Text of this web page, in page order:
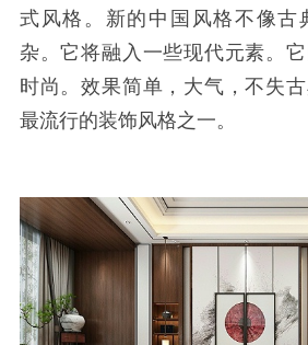
式风格。新的中国风格不像古
杂。它将融入一些现代元素。
时尚。效果简单，大气，不失
最流行的装饰风格之一。